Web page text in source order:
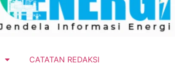
CATATAN REDAKSI